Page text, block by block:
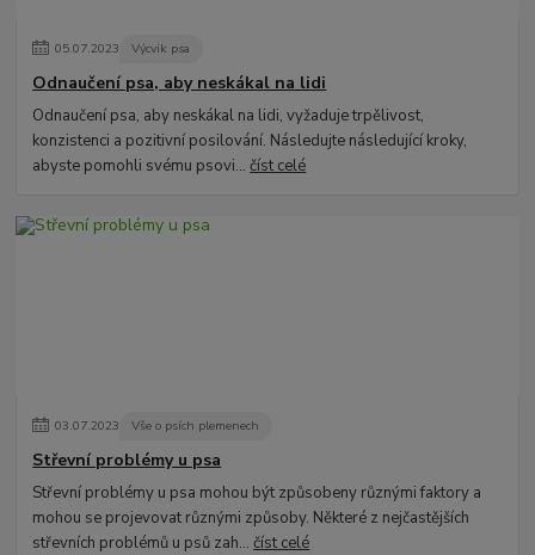
05.07.2023 Výcvik psa
Odnaučení psa, aby neskákal na lidi
Odnaučení psa, aby neskákal na lidi, vyžaduje trpělivost,
konzistenci a pozitivní posilování. Následujte následující kroky,
abyste pomohli svému psovi...číst celé
03.07.2023 Vše o psích plemenech
Střevní problémy u psa
Střevní problémy u psa mohou být způsobeny různými faktory a
mohou se projevovat různými způsoby. Některé z nejčastějších
střevních problémů u psů zah...číst celé